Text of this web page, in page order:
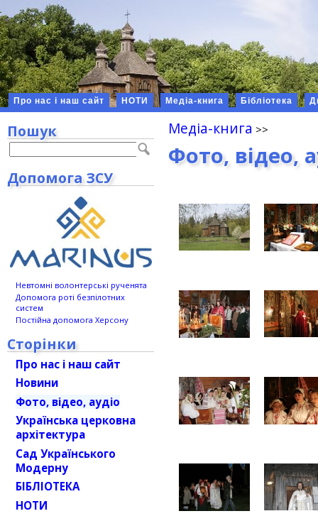
Про нас і наш сайт НОТИ Медіа-книга Бібліотека
Медіа-книга
Фото, відео,
Пошук
Допомога ЗСУ
Невтомні волонтерські рученята
Допомога роті безпілотних
систем
Постійна допомога Херсону
Сторінки
Про нас і наш сайт
Новини
Фото, відео, аудіо
Українська церковна
архітектура
Сад Українського
Модерну
БІБЛІОТЕКА
НОТИ